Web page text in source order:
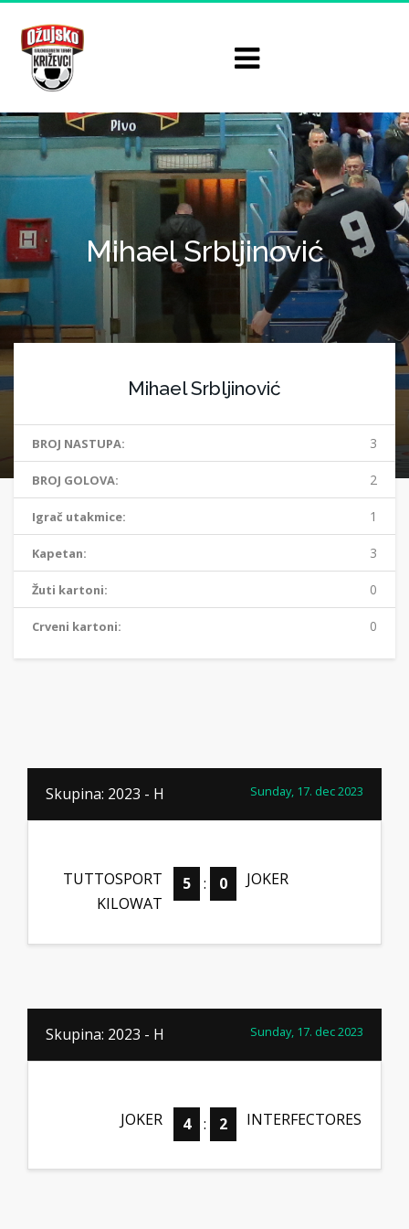
Mihael Srbljinović
Mihael Srbljinović
BROJ NASTUPA: 3
BROJ GOLOVA: 2
Igrač utakmice: 1
Kapetan: 3
Žuti kartoni: 0
Crveni kartoni: 0
Skupina: 2023 - H Sunday, 17. dec 2023
TUTTOSPORT
KILOWAT
5 : 0 JOKER
Skupina: 2023 - H Sunday, 17. dec 2023
JOKER 4 : 2 INTERFECTORES